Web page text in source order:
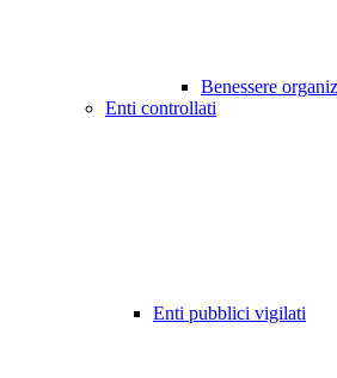
Benessere
Enti controllati
Enti pubblici vigilati